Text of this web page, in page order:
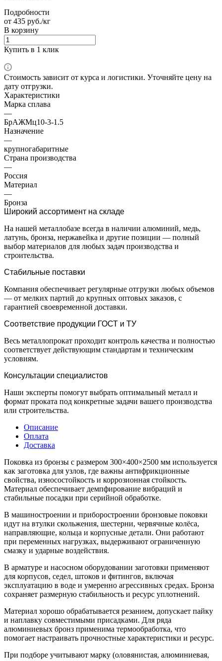
Подробности
от 435 руб./кг
В корзину
Купить в 1 клик
Стоимость зависит от курса и логистики. Уточняйте цену на
дату отгрузки.
Характеристики
Марка сплава
—
БрАЖМц10-3-1.5
Назначение
—
крупногабаритные
Страна производства
—
Россия
Материал
—
Бронза
Широкий ассортимент на складе
На нашей металлобазе всегда в наличии алюминий, медь,
латунь, бронза, нержавейка и другие позиции — полный
выбор материалов для любых задач производства и
строительства.
Стабильные поставки
Компания обеспечивает регулярные отгрузки любых объемов
— от мелких партий до крупных оптовых заказов, с
гарантией своевременной доставки.
Соответствие продукции ГОСТ и ТУ
Весь металлопрокат проходит контроль качества и полностью
соответствует действующим стандартам и техническим
условиям.
Консультации специалистов
Наши эксперты помогут выбрать оптимальный металл и
формат проката под конкретные задачи вашего производства
или строительства.
Описание
Оплата
Доставка
Поковка из бронзы с размером 300×400×2500 мм используется
как заготовка для узлов, где важны антифрикционные
свойства, износостойкость и коррозионная стойкость.
Материал обеспечивает демпфирование вибраций и
стабильные посадки при серийной обработке.
В машиностроении и приборостроении бронзовые поковки
идут на втулки скольжения, шестерни, червячные колёса,
направляющие, кольца и корпусные детали. Они работают
при переменных нагрузках, выдерживают ограниченную
смазку и ударные воздействия.
В арматуре и насосном оборудовании заготовки применяют
для корпусов, седел, штоков и фитингов, включая
эксплуатацию в воде и умеренно агрессивных средах. Бронза
сохраняет размерную стабильность и ресурс уплотнений.
Материал хорошо обрабатывается резанием, допускает пайку
и наплавку совместимыми присадками. Для ряда
алюминиевых бронз применима термообработка, что
помогает настраивать прочностные характеристики и ресурс.
При подборе учитывают марку (оловянистая, алюминиевая,